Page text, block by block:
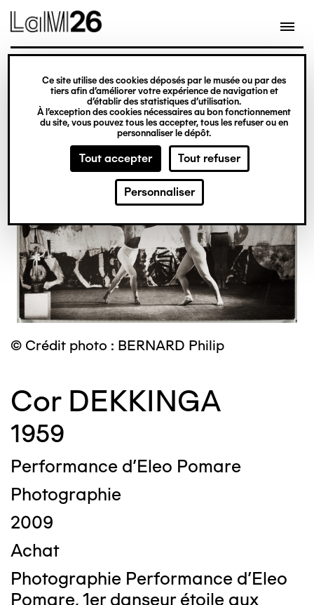
Gestion des cookies
Ce site utilise des cookies déposés par le musée ou par des
tiers afin d’améliorer votre expérience de navigation et
d’établir des statistiques d’utilisation.
À l’exception des cookies nécessaires au bon fonctionnement
du site, vous pouvez tous les accepter, tous les refuser ou en
personnaliser le dépôt.
Tout accepter Tout refuser
Personnaliser
contenu
© Crédit photo : BERNARD Philip
Cor DEKKINGA
1959
Performance d'Eleo Pomare
Photographie
2009
Achat
Photographie Performance d'Eleo
Pomare, 1er danseur étoile aux